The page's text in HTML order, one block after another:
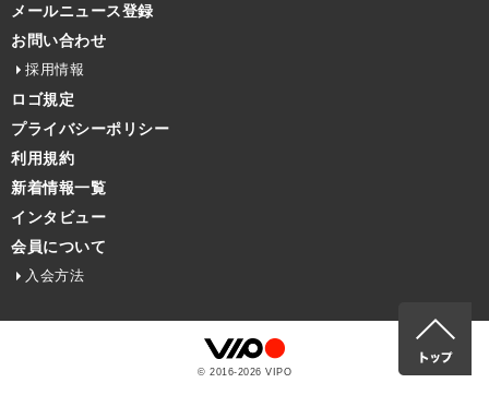
メールニュース登録
お問い合わせ
採用情報
ロゴ規定
プライバシーポリシー
利用規約
新着情報一覧
インタビュー
会員について
入会方法
© 2016-2026 VIPO